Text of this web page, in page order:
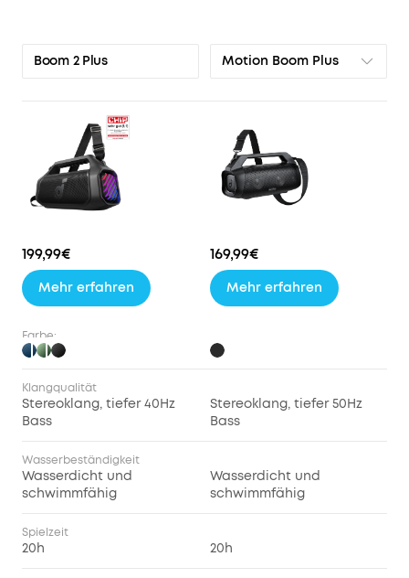
neuen
verbindest
mehrere
Lautsprecher
und
jeden
Raum
mit
deinem
Sound.
Boom 2 Plus Motion Boom Plus
199,99€ 169,99€
Mehr erfahren Mehr erfahren
Farbe:
Klangqualität
Stereoklang, tiefer 40Hz
Bass
Stereoklang, tiefer 50Hz
Bass
Wasserbeständigkeit
Wasserdicht und
schwimmfähig
Wasserdicht und
schwimmfähig
Spielzeit
20h 20h